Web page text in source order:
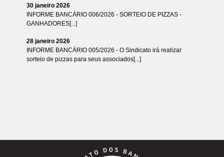
30 janeiro 2026
INFORME BANCÁRIO 006/2026 - SORTEIO DE PIZZAS -
GANHADORES[...]
28 janeiro 2026
INFORME BANCÁRIO 005/2026 - O Sindicato irá realizar
sorteio de pizzas para seus associados[...]